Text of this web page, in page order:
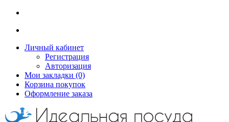
Личный кабинет
Регистрация
Авторизация
Мои закладки (0)
Корзина покупок
Оформление заказа